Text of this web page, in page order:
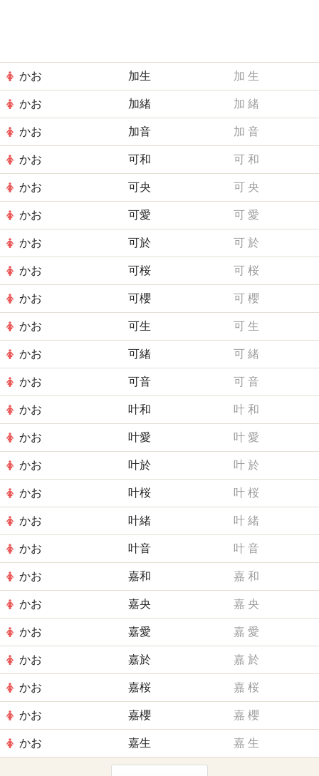
かお 加生 加 生
かお 加緒 加 緒
かお 加音 加 音
かお 可和 可 和
かお 可央 可 央
かお 可愛 可 愛
かお 可於 可 於
かお 可桜 可 桜
かお 可櫻 可 櫻
かお 可生 可 生
かお 可緒 可 緒
かお 可音 可 音
かお 叶和 叶 和
かお 叶愛 叶 愛
かお 叶於 叶 於
かお 叶桜 叶 桜
かお 叶緒 叶 緒
かお 叶音 叶 音
かお 嘉和 嘉 和
かお 嘉央 嘉 央
かお 嘉愛 嘉 愛
かお 嘉於 嘉 於
かお 嘉桜 嘉 桜
かお 嘉櫻 嘉 櫻
かお 嘉生 嘉 生